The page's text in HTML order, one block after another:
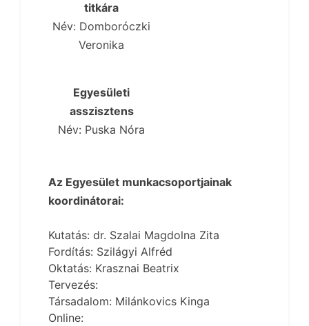
titkára
Név: Domboróczki
Veronika
Egyesületi
asszisztens
Név: Puska Nóra
Az Egyesület munkacsoportjainak
koordinátorai:
Kutatás: dr. Szalai Magdolna Zita
Fordítás: Szilágyi Alfréd
Oktatás: Krasznai Beatrix
Tervezés:
Társadalom: Milánkovics Kinga
Online: